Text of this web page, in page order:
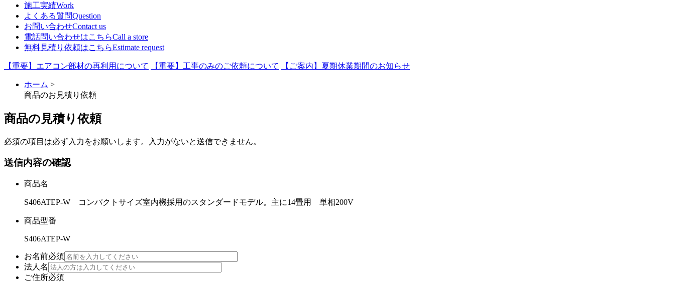
施工実績Work
よくある質問Question
お問い合わせContact us
電話問い合わせはこちらCall a store
無料見積り依頼はこちらEstimate request
【重要】エアコン部材の再利用について 【重要】工事のみのご依頼について 【ご案内】夏期休業期間のお知らせ
ホーム >
商品のお見積り依頼
商品の見積り依頼
必須の項目は必ず入力をお願いします。入力がないと送信できません。
送信内容の確認
商品名
S406ATEP-W コンパクトサイズ室内機採用のスタンダードモデル。主に14畳用 単相200V
商品型番
S406ATEP-W
お名前必須
法人名
ご住所必須